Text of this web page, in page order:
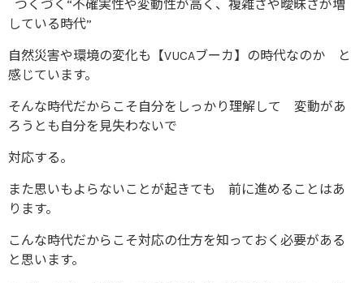
つくづく“不確実性や変動性が高く、複雑さや曖昧さが増
している時代”
自然災害や環境の変化も【VUCAブーカ】の時代なのか と
感じています。
そんな時代だからこそ自分をしっかり理解して 変動があ
ろうとも自分を見失わないで
対応する。
また思いもよらないことが起きても 前に進めることはあ
ります。
こんな時代だからこそ対応の仕方を知っておく必要がある
と思います。